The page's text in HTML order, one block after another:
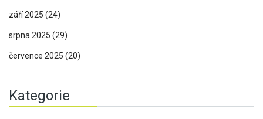
září 2025 (24)
srpna 2025 (29)
července 2025 (20)
Kategorie